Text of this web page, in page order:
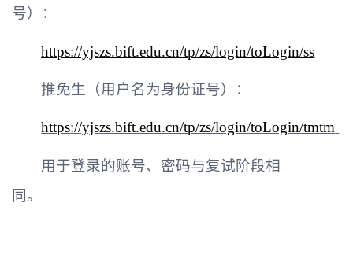
号）：
https://yjszs.bift.edu.cn/tp/zs/login/toLogin/ss
推免生（用户名为身份证号）：
https://yjszs.bift.edu.cn/tp/zs/login/toLogin/tmtm
用于登录的账号、密码与复试阶段相
同。